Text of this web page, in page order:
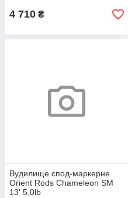
4 710 ₴
Вудилище спод-маркерне
Orient Rods Chameleon SM
13' 5,0lb